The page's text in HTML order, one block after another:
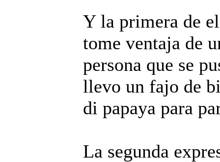
Y la primera de
tome ventaja de
persona que se
llevo un fajo de
di papaya para
La segunda